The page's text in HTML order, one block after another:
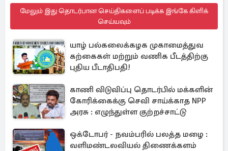
மேலும் இது தொடர்பான செய்திகளைப் படிக்க இங்கே கிளிக்
செய்யவும்
யாழ் பல்கலைக்கழக முகாமைத்துவ
கற்கைகள் மற்றும் வணிக பீடத்திற்கு
புதிய பீடாதிபதி!
காணி விடுவிப்பு தொடர்பில் மக்களின்
கோரிக்கைக்கு செவி சாய்க்காத NPP
அரசு : எழுந்துள்ள குற்றச்சாட்டு
ஒக்டோபர் - நவம்பரில் பலத்த மழை :
வளிமண்டலவியல் திணைக்களம்